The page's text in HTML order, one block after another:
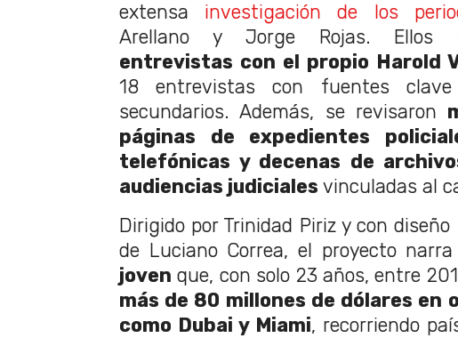
extensa investigación de los
Arellano y Jorge Rojas. Ellos
entrevistas con el propio Harold
18 entrevistas con fuentes clave
secundarios. Además, se revisaron
páginas de expedientes
telefónicas y decenas de
audiencias judiciales vinculadas al
Dirigido por Trinidad Piriz y con
de Luciano Correa, el proyecto
joven que, con solo 23 años, entre
más de 80 millones de dólares en
como Dubai y Miami, recorriendo